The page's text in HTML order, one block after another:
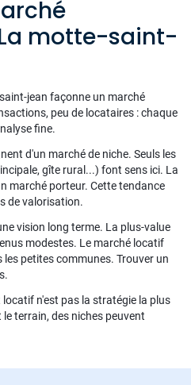
motte-saint-
jean façonne un marché
peu de locataires : chaque
fine.
d'un marché de niche. Seuls les
gîte rural...) font sens ici. La
marché porteur. Cette tendance
de valorisation.
vision long terme. La plus-value
modestes. Le marché locatif
petites communes. Trouver un
n'est pas la stratégie la plus
terrain, des niches peuvent